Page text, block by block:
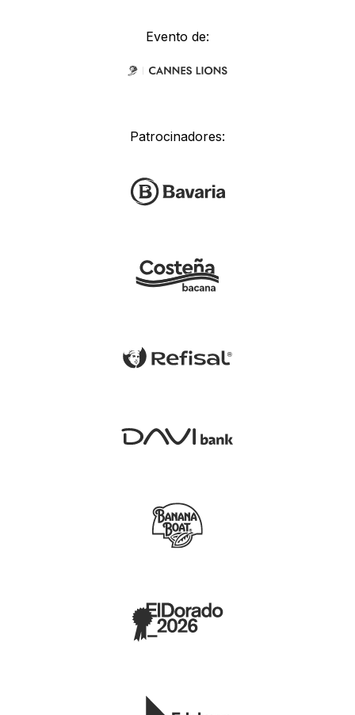
Evento de:
Patrocinadores: